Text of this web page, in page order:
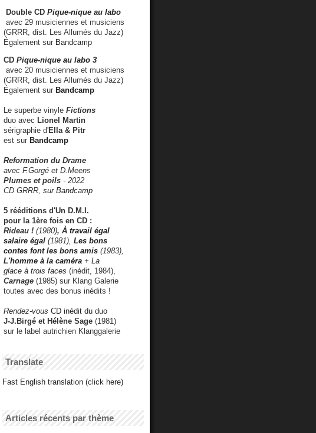
Double CD Pique-nique au labo
avec 29 musiciennes et musiciens
(GRRR, dist. Les Allumés du Jazz)
Également sur Bandcamp
CD Pique-nique au labo 3
avec 20 musiciennes et musiciens
(GRRR, dist. Les Allumés du Jazz)
Également sur Bandcamp
Le superbe vinyle Fictions
duo avec Lionel Martin
sérigraphie d'Ella & Pitr
est sur Bandcamp
Reformation du Drame
avec F.Gorgé et D.Meens
Plumes et poils - 2022
CD GRRR, sur Bandcamp
5 rééditions d'Un D.M.I.
pour la 1ère fois en CD :
Rideau ! (1980), À travail égal
salaire égal (1981), Les bons
contes font les bons amis (1983),
L'homme à la caméra + La
glace à trois faces (inédit, 1984),
Carnage (1985) sur Klang Galerie
toutes avec des bonus inédits !
Rendez-vous CD inédit du duo
J-J.Birgé et Hélène Sage (1981)
sur le label autrichien Klanggalerie
Translate
Fast English translation (click here)
Articles récents par thème